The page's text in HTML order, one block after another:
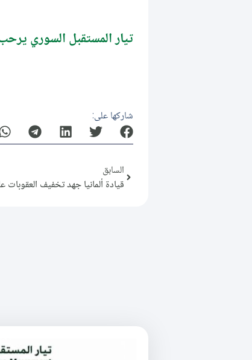
تيار المستقبل السوري
شاركها على:
السابق
قيادة ألمانيا جهد تخفيف العقوبات